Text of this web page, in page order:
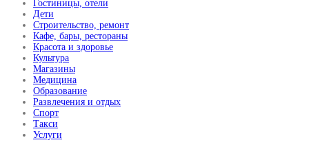
Гостиницы, отели
Дети
Строительство, ремонт
Кафе, бары, рестораны
Красота и здоровье
Культура
Магазины
Медицина
Образование
Развлечения и отдых
Спорт
Такси
Услуги